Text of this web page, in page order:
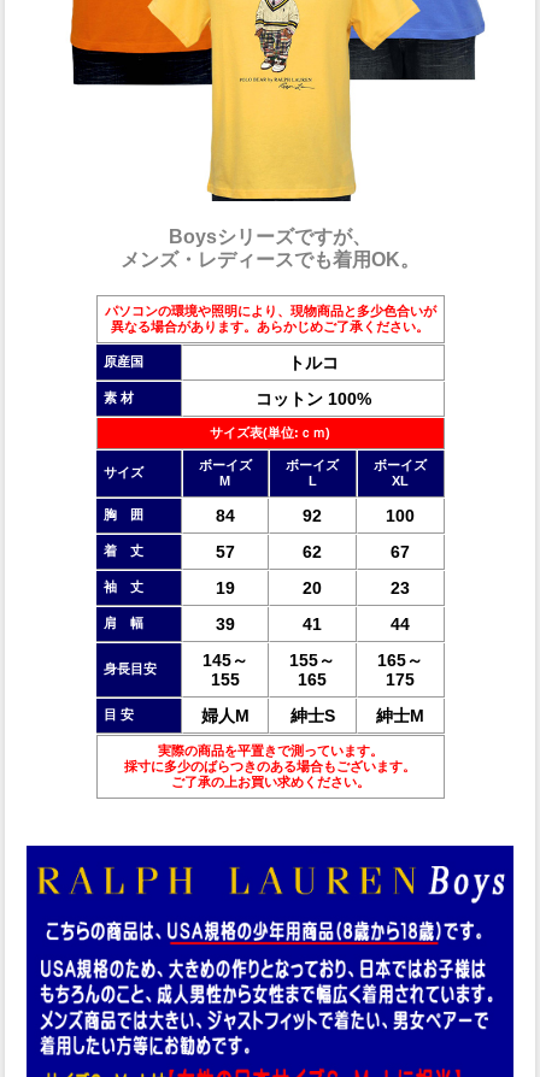
Boysシリーズですが、
メンズ・レディースでも着用OK。
パソコンの環境や照明により、現物商品と多少色合いが
異なる場合があります。あらかじめご了承ください。
原産国 トルコ
素 材 コットン 100%
サイズ表(単位:ｃｍ)
サイズ
ボーイズ
M
ボーイズ
L
ボーイズ
XL
胸 囲 84 92 100
着 丈 57 62 67
袖 丈 19 20 23
肩 幅 39 41 44
身長目安
145～
155
155～
165
165～
175
目 安 婦人M 紳士S 紳士M
実際の商品を平置きで測っています。
採寸に多少のばらつきのある場合もございます。
ご了承の上お買い求めください。